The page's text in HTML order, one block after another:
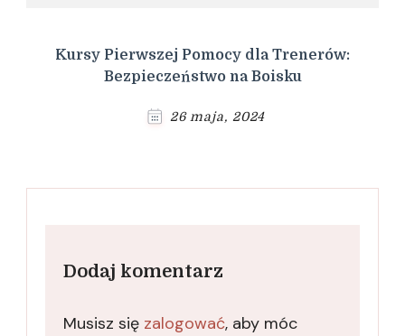
Kursy Pierwszej Pomocy dla Trenerów:
Bezpieczeństwo na Boisku
26 maja, 2024
Dodaj komentarz
Musisz się zalogować, aby móc